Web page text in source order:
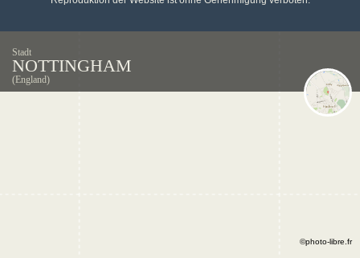
Stadt
NOTTINGHAM
(England)
©photo-libre.fr